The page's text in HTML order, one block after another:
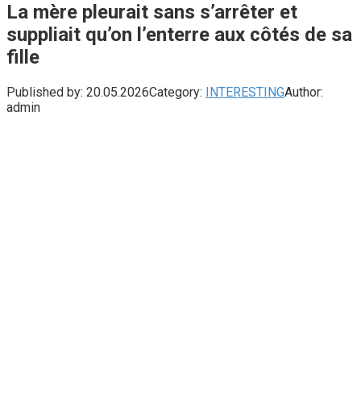
La mère pleurait sans s’arrêter et
suppliait qu’on l’enterre aux côtés de sa
fille
Published by: 20.05.2026Category: INTERESTINGAuthor:
admin